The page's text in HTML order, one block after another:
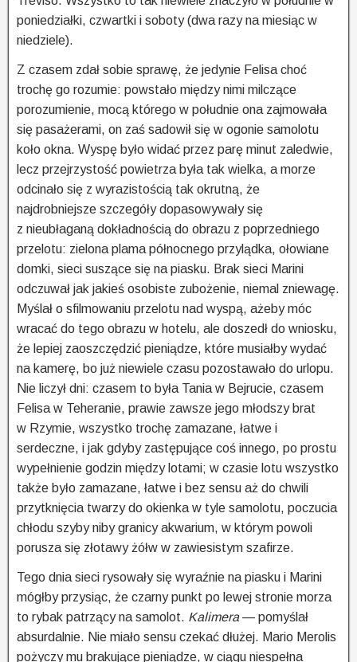
poniedziałki, czwartki i soboty (dwa razy na miesiąc w
niedziele).
Z czasem zdał sobie sprawę, że jedynie Felisa choć
trochę go rozumie: powstało między nimi milczące
porozumienie, mocą którego w południe ona zajmowała
się pasażerami, on zaś sadowił się w ogonie samolotu
koło okna. Wyspę było widać przez parę minut zaledwie,
lecz przejrzystość powietrza była tak wielka, a morze
odcinało się z wyrazistością tak okrutną, że
najdrobniejsze szczegóły dopasowywały się
z nieubłaganą dokładnością do obrazu z poprzedniego
przelotu: zielona plama północnego przylądka, ołowiane
domki, sieci suszące się na piasku. Brak sieci Marini
odczuwał jak jakieś osobiste zubożenie, niemal zniewagę.
Myślał o sfilmowaniu przelotu nad wyspą, ażeby móc
wracać do tego obrazu w hotelu, ale doszedł do wniosku,
że lepiej zaoszczędzić pieniądze, które musiałby wydać
na kamerę, bo już niewiele czasu pozostawało do urlopu.
Nie liczył dni: czasem to była Tania w Bejrucie, czasem
Felisa w Teheranie, prawie zawsze jego młodszy brat
w Rzymie, wszystko trochę zamazane, łatwe i
serdeczne, i jak gdyby zastępujące coś innego, po prostu
wypełnienie godzin między lotami; w czasie lotu wszystko
także było zamazane, łatwe i bez sensu aż do chwili
przytknięcia twarzy do okienka w tyle samolotu, poczucia
chłodu szyby niby granicy akwarium, w którym powoli
porusza się złotawy żółw w zawiesistym szafirze.
Tego dnia sieci rysowały się wyraźnie na piasku i Marini
mógłby przysiąc, że czarny punkt po lewej stronie morza
to rybak patrzący na samolot. Kalimera— pomyślał
absurdalnie. Nie miało sensu czekać dłużej. Mario Merolis
pożyczy mu brakujące pieniądze, w ciągu niespełna